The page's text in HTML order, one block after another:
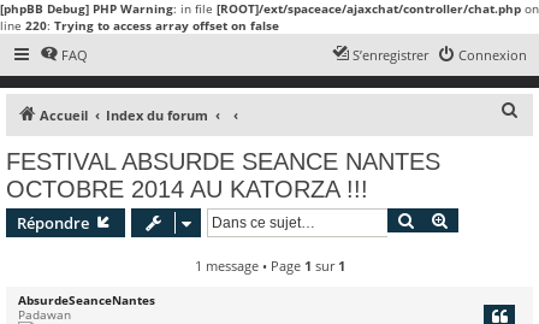
[phpBB Debug] PHP Warning: in file [ROOT]/ext/spaceace/ajaxchat/controller/chat.php on
line 220: Trying to access array offset on false
FAQ Connexion
S’enregistrer
Accueil Index du forum
FESTIVAL ABSURDE SEANCE NANTES
OCTOBRE 2014 AU KATORZA !!!
Répondre Rechercher
1 message • Page 1 sur 1
AbsurdeSeanceNantes
Padawan